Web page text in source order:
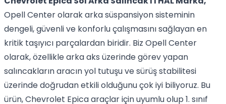
Opell Center olarak arka süspansiyon sisteminin
dengeli, güvenli ve konforlu çalışmasını sağlayan en
kritik taşıyıcı parçalardan biridir. Biz Opell Center
olarak, özellikle arka aks üzerinde görev yapan
salıncakların aracın yol tutuşu ve sürüş stabilitesi
üzerinde doğrudan etkili olduğunu çok iyi biliyoruz. Bu
ürün, Chevrolet Epica araçlar için uyumlu olup 1. sınıf